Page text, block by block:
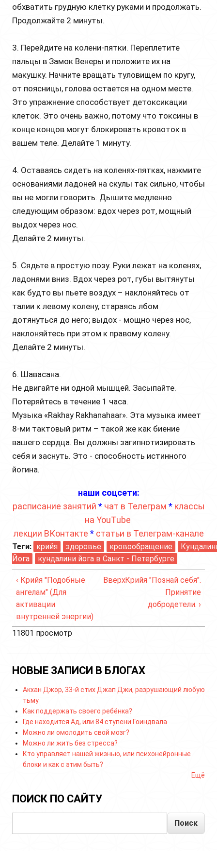
обхватить грудную клетку руками и продолжать.
Продолжайте 2 минуты.
3. Перейдите на колени-пятки. Переплетите
пальцы в Замок Венеры и положите их на
макушку. Начните вращать туловищем по кругу,
от поясницы, голова остается на одном месте.
Это упражнение способствует детоксикации
клеток. Это очень важно, потому что токсины в
конце концов могут блокировать кровоток в
вашем теле. Делайте 1 минуту.
4. Оставаясь сидеть на коленях-пятках, нажмите
основаниями ладоней на скулы так сильно, чтобы
вы не могли говорить. Дышите медленно
следующим образом: вдох через рот, мощный
выдох через нос.
Делайте 2 минуты.
5. Сядьте в простую позу. Руки лежат на коленях,
ладонями вниз. Вдох через рот, губы вытянуты
как будто вы пьете воздух – наклоняйтесь от
талии к левому колену, стараясь лбом
дотянуться до него; выдох - мощно через нос,
наклоняйтесь при этом к правому колену.
Делайте 2 минуты.
6. Шавасана.
Не двигайте ни одной мышцей. Засыпайте.
Потеряйтесь в течение 1 часа.
Музыка «Rakhay Rakhanahaar». Эта музыка имеет
8-ми тактовый ритм – такой же как биение
вашего сердца. Вы должны загипнотизировать
себя и заснуть. Это - способность истинного
йогина.
наши соцсети:
расписание занятий * чат в Телеграм * классы
на YouTube
лекции ВКонтакте * статьи в Телеграм-канале
Теги: крийя здоровье кровообращение
Йога
кундалини йога в Санкт - Петербурге
‹ Крийя "Подобные
ангелам" (Для
активации
внутренней энергии)
ВверхКрийя "Познай себя".
Принятие
добродетели. ›
11801 просмотр
НОВЫЕ ЗАПИСИ В БЛОГАХ
Акхан Джор, 33-й стих Джап Джи, разрушающий любую
тьму
Как поддержать своего ребёнка?
Где находится Ад, или 84 ступени Гоиндвала
Можно ли омолодить свой мозг?
Можно ли жить без стресса?
Кто управляет нашей жизнью, или психонейронные
блоки и как с этим быть?
Ещё
ПОИСК ПО САЙТУ